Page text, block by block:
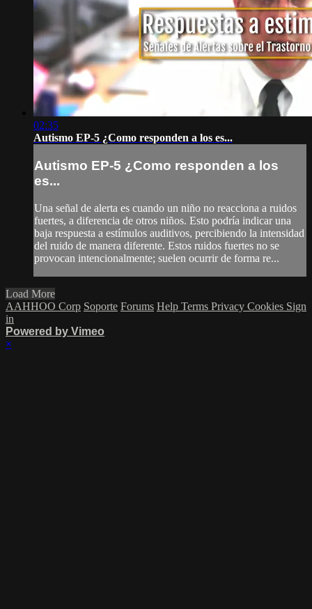
02:35
Autismo EP-5 ¿Como responden a los es...
Autismo EP-5 ¿Como responden a los
es...
Una señal de alerta es cuando un niño no reacciona a ruidos
fuertes, a diferencia de otros niños. Esto podría indicar una
baja respuesta a estímulos auditivos, percibiendo la intensidad
del ruido de manera diferente. Estos ruidos fuertes no se
provocan intencionalmente; suelen ocurrir de forma re...
Load More
AAHHOO Corp Soporte Forums Help Terms Privacy Cookies Sign
in
Powered by Vimeo
×